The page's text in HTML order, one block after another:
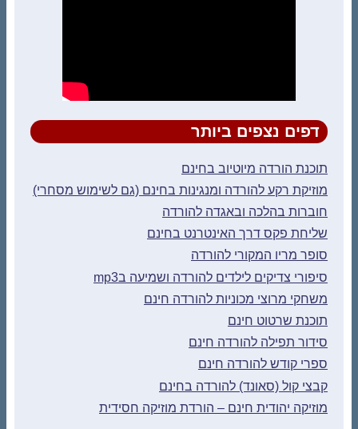
דפים נצפים ביותר
תוכנת הורדה מיוטיוב בחינם
מוזיקת רקע להורדה ומנגינות בחינם (גם לשימוש מסחרי)
חוברות בהלכה ובאגדה להורדה
שליחת פקס דרך האינטרנט בחינם
סופר מריו המקורי להורדה
סיפורי צדיקים לילדים להורדה ושמיעה בmp3
משחקי מרוצי מכוניות להורדה חינם
תוכנת שרטוט חינם
סידור תפילה להורדה חינם
ספרי קודש להורדה חינם
קבצי קול (סאונד) להורדה בחינם
מוזיקה יהודית חינם – הורדת מוזיקה חסידית